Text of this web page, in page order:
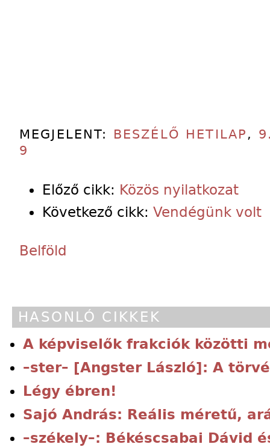
MEGJELENT: BESZÉLŐ HETILAP ,
9
Előző cikk: Közös nyilatkozat
Következő cikk: Vendégünk volt
Belföld
HASONLÓ CIKKEK
A képviselők frakciók közötti
–ster– [Angster László]: A
Légy ébren!
Sajó András: Reális méretű,
–székely–: Békéscsabai Dávid